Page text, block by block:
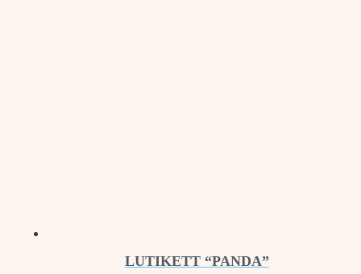
LUTIKETT “PANDA”